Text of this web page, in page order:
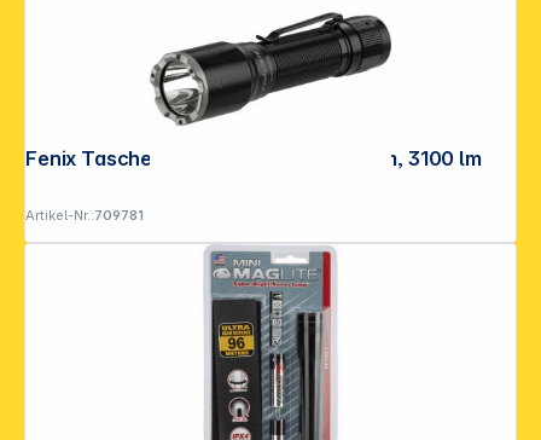
Fenix Taschenlampe TK16 V2.0 14.3 cm, 3100 lm
Artikel-Nr.:709781
Copyright © 2001 - 2026 DGH - Alle Rechte vorbehalten.